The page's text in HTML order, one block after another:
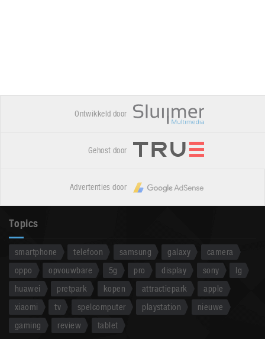
Ontwikkeld door
Gehost door
Advertenties door
Topics
smartphone telefoon samsung galaxy
camera
oppo
opvouwbare 5g pro display sony
lg
huawei
pretpark kopen attractiepark
apple
xiaomi
tv spelcomputer playstation
nieuwe
gaming
review tablet